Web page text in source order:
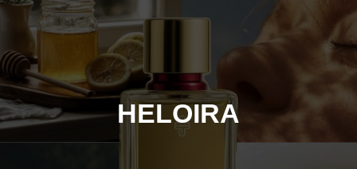
HELOIRA